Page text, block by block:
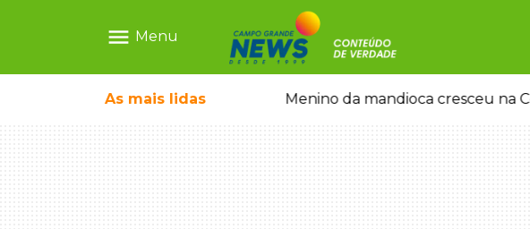
menu Menu
As mais lidas
mercado ilegal de emagrecedores Menino da mandioca cresceu na